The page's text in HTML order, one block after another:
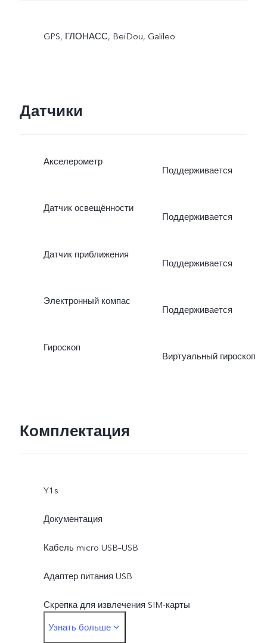
GPS, ГЛОНАСС, BeiDou, Galileo
Датчики
Акселерометр
Поддерживается
Датчик освещённости
Поддерживается
Датчик приближения
Поддерживается
Электронный компас
Поддерживается
Гироскоп
Виртуальный гироскоп
Комплектация
Y1s
Документация
Кабель micro USB–USB
Адаптер питания USB
Скрепка для извлечения SIM-карты
Защитный чехол
Узнать больше